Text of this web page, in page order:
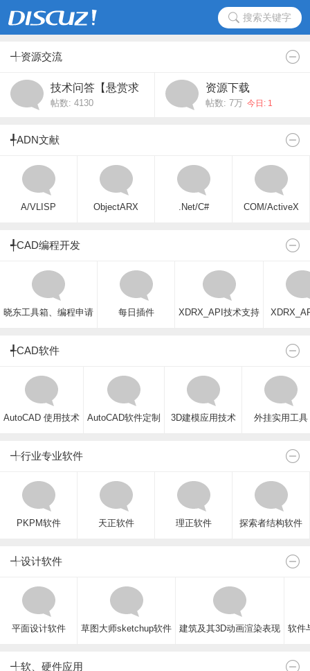
搜索关键字
╃资源交流
技术问答【悬赏求
助】
帖数: 4130
资源下载
帖数: 7万 今日: 1
╃ADN文献
A/VLISP ObjectARX .Net/C# COM/ActiveX
╃CAD编程开发
晓东工具箱、编程申请 每日插件 XDRX_API技术支持
╃CAD软件
AutoCAD 使用技术 AutoCAD软件定制 3D建模应用技术 外挂实用工具
╃行业专业软件
PKPM软件 天正软件 理正软件 探索者结构软件
╃设计软件
平面设计软件 草图大师sketchup软件 建筑及其3D动画渲染表现 软件
╃软、硬件应用